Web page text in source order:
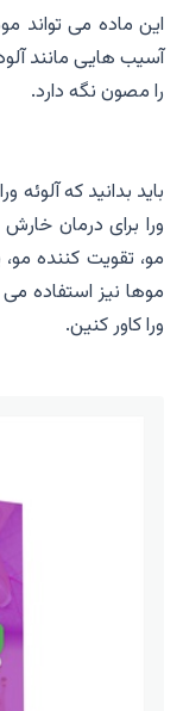
این ماده می تواند
آسیب هایی مانند
را مصون نگه دارد.
باید بدانید که
ورا برای درمان
مو، تقویت کننده
موها نیز استفاده
ورا کاور کنین.